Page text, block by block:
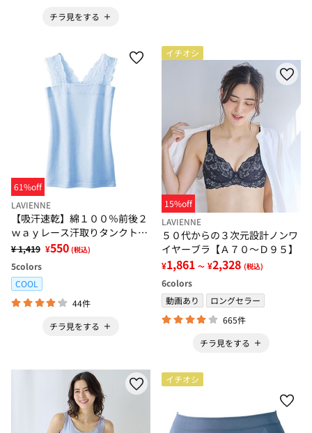
チラ見をする
61%off
LAVIENNE
【吸汗速乾】綿１００％前後２
ｗａｙレース汗取りタンクトッ
プインナー
¥ 1,419 ¥550 (税込)
5colors
COOL
44件
チラ見をする
イチオシ
15%off
LAVIENNE
５０代からの３次元設計ノンワ
イヤーブラ【Ａ７０～Ｄ９５】
¥1,861 ～ ¥2,328 (税込)
6colors
動画あり
ロングセラー
665件
チラ見をする
イチオシ